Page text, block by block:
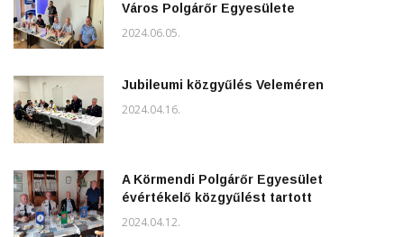
Város Polgárőr Egyesülete
2024.06.05.
Jubileumi közgyűlés Veleméren
2024.04.16.
A Körmendi Polgárőr Egyesület
évértékelő közgyűlést tartott
2024.04.12.